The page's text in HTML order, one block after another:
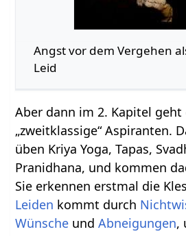
Angst vor dem Vergehen
Leid
Aber dann im 2. Kapitel
„zweitklassige“ Aspiranten.
üben Kriya Yoga, Tapas,
Pranidhana, und kommen
Sie erkennen erstmal die
Leiden kommt durch
Wünsche undAbneigungen,